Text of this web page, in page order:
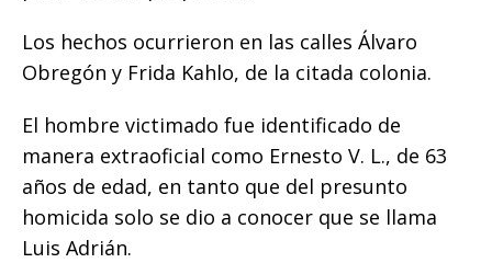
Los hechos ocurrieron en las calles Álvaro
Obregón y Frida Kahlo, de la citada colonia.
El hombre victimado fue identificado de
manera extraoficial como Ernesto V. L., de 63
años de edad, en tanto que del presunto
homicida solo se dio a conocer que se llama
Luis Adrián.